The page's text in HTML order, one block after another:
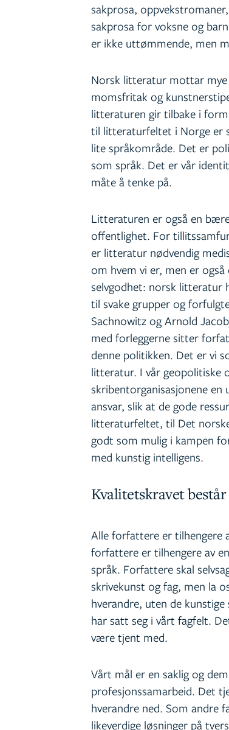
sakprosa,
sakprosa for voksne og
er ikke uttømmende, men
Norsk litteratur mottar
momsfritak og
litteraturen gir tilbake i
til litteraturfeltet i Norge er
lite språkområde. Det er
som språk. Det er vår
måte å tenke på.
Litteraturen er også en
offentlighet. For
er litteratur nødvendig
om hvem vi er, men er
selvgodhet: norsk litteratur
til svake grupper og
Sachnowitz og Arnold
med forleggerne sitter
denne politikken. Det er vi
litteratur. I vår geopolitiske
skribentorganisasjonene en
ansvar, slik at de gode
litteraturfeltet, til Det
godt som mulig i kampen
med kunstig intelligens.
Kvalitetskravet består
Alle forfattere er tilhengere
forfattere er tilhengere av
språk. Forfattere skal
skrivekunst og fag, men la
hverandre, uten de
har satt seg i vårt fagfelt.
være tjent med.
Vårt mål er en saklig og
profesjonssamarbeid. Det
hverandre ned. Som andre
likeverdige løsninger på